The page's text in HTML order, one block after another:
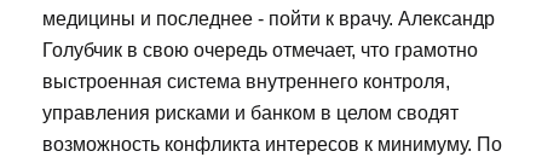
медицины и последнее - пойти к врачу. Александр
Голубчик в свою очередь отмечает, что грамотно
выстроенная система внутреннего контроля,
управления рисками и банком в целом сводят
возможность конфликта интересов к минимуму. По